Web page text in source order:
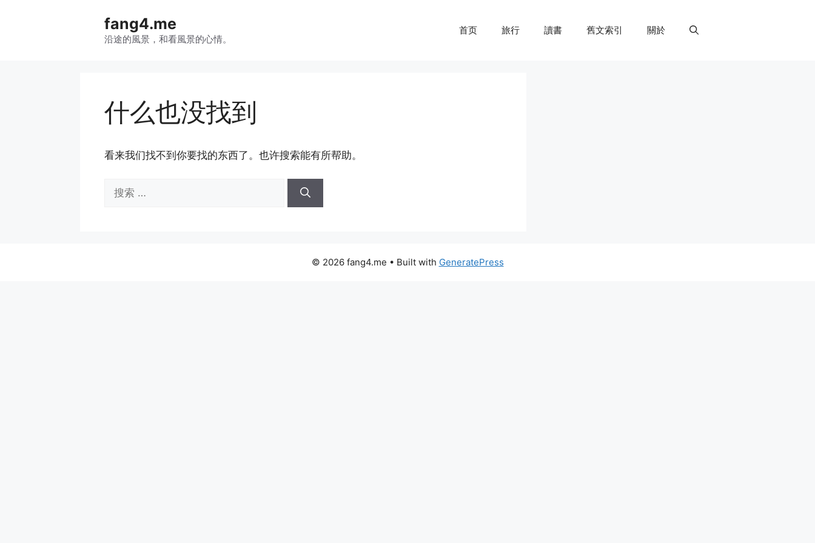
fang4.me
沿途的風景，和看風景的心情。
首页 旅行 讀書 舊文索引 關於
什么也没找到
看来我们找不到你要找的东西了。也许搜索能有所帮助。
索：
© 2026 fang4.me • Built with GeneratePress